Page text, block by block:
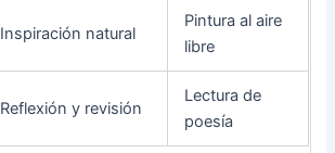
Inspiración natural
Pintura al aire
libre
Reflexión y revisión
Lectura de
poesía